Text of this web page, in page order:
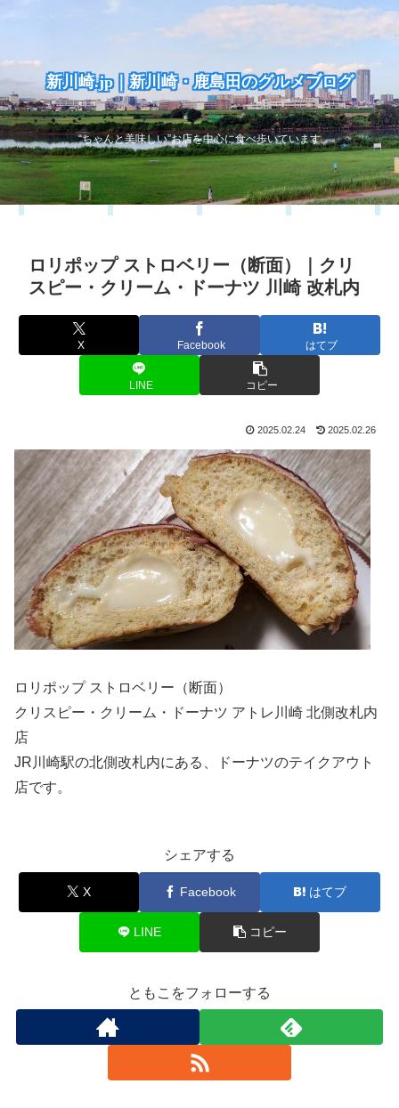
新川崎.jp｜新川崎・鹿島田のグルメブログ
“ちゃんと美味しい”お店を中心に食べ歩いています
ロリポップ ストロベリー（断面）｜クリ
スピー・クリーム・ドーナツ 川崎 改札内
X Facebook はてブ
LINE コピー
2025.02.24 2025.02.26
ロリポップ ストロベリー（断面）
クリスピー・クリーム・ドーナツ アトレ川崎 北側改札内
店
JR川崎駅の北側改札内にある、ドーナツのテイクアウト
店です。
シェアする
X Facebook はてブ
LINE コピー
ともこをフォローする